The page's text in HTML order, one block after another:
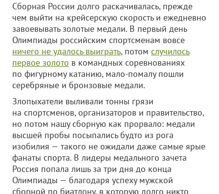
Сборная России долго раскачивалась, прежде
чем выйти на крейсерскую скорость и ежедневно
завоевывать золотые медали. В первый день
Олимпиады российским спортсменам вовсе
ничего не удалось выиграть, потом случилось
первое золото в командных соревнованиях
по фигурному катанию, мало-помалу пошли
серебряные и бронзовые медали.
Злопыхатели выливали тонны грязи
на спортсменов, организаторов и правительство,
но потом нашу сборную как прорвало: медали
высшей пробы посыпались будто из рога
изобилия — такого не ожидали даже самые ярые
фанаты спорта. В лидеры медального зачета
Россия попала лишь за три дня до конца
Олимпиады — благодаря успеху мужской
сборной по биатлону, в которую долго никто